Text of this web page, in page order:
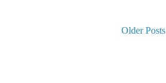
Older Posts